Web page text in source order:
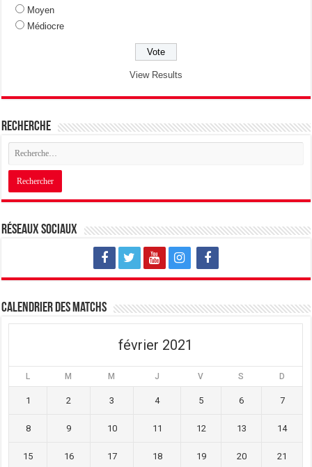
Moyen
Médiocre
View Results
Recherche
Réseaux sociaux
Calendrier des matchs
février 2021
L M M J V S D
1 2 3 4 5 6 7
8 9 10 11 12 13 14
15 16 17 18 19 20 21